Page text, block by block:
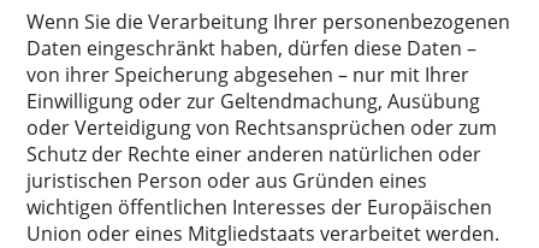
Wenn Sie die Verarbeitung Ihrer personenbezogenen
Daten eingeschränkt haben, dürfen diese Daten –
von ihrer Speicherung abgesehen – nur mit Ihrer
Einwilligung oder zur Geltendmachung, Ausübung
oder Verteidigung von Rechtsansprüchen oder zum
Schutz der Rechte einer anderen natürlichen oder
juristischen Person oder aus Gründen eines
wichtigen öffentlichen Interesses der Europäischen
Union oder eines Mitgliedstaats verarbeitet werden.